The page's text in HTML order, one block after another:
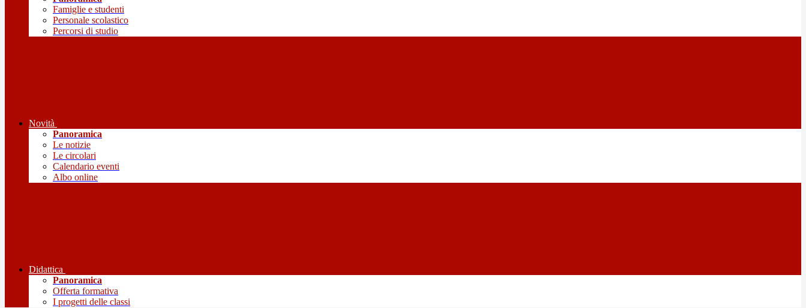
Famiglie e studenti
Personale scolastico
Percorsi di studio
Novità
Panoramica
Le notizie
Le circolari
Calendario eventi
Albo online
Didattica
Panoramica
Offerta formativa
I progetti delle classi